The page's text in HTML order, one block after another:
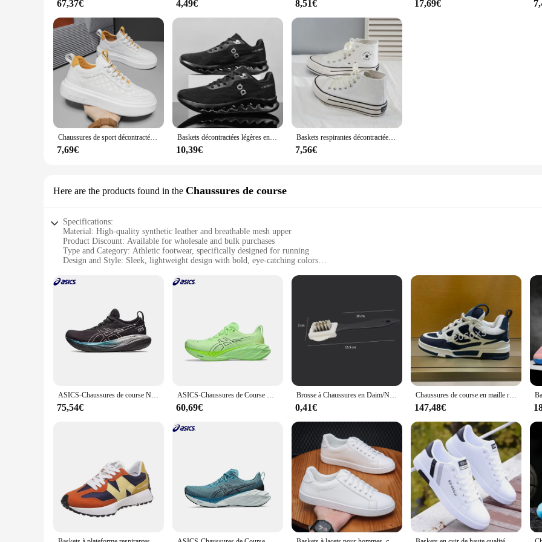
67,37€ 4,49€ 8,51€ 17,69€
Chaussures de sport décontractées pour hommes, baskets de course respirantes, chaussures à plateforme blanches, extérieur, non ald, mode
7,69€
Baskets décontractées légères en maille pour hommes, chaussures de course, chaussures de marche, chaussures de basket-ball, chaussures de tennis, nouveau
10,39€
Baskets respirantes décontractées pour hommes et femmes, chaussures de tennis pour couple, chaussures de tennis confortables, sports de plein air
7,56€
Here are the products found in the Chaussures de course
Specifications:
Material: High-quality synthetic leather and breathable mesh upper
Product Discount: Available for wholesale and bulk purchases
Type and Category: Athletic footwear, specifically designed for running
Design and Style: Sleek, lightweight design with bold, eye-catching colors
Performance and Property: Durable construction with superior traction and support
**Optimal Performance for the Active Lifestyle**
The baskets de sport are a testament to the fusion of style and performance, crafted with the modern athlete in mind. The high-quality
conforms to your foot's natural shape, ensuring comfort during the most intense workouts. The lightweight design of these running shoes
stands out on the track or in the gym. The design is not just about aesthetics; it's about functionality. The shoes' superior traction and
whether you're sprinting, lifting, or engaging in any other athletic activity.
The baskets de sport are not just for the elite athlete; they're designed for anyone who values quality and style in their athletic footwear.
gym to the streets, making them a practical choice for anyone looking to elevate their running experience. The wholesale and bulk
suppliers, and sets looking to stock up on quality athletic footwear for sale. With their durable construction and ease of maintenance, these
for all your fitness endeavors.
**Designed for the Active You**
The baskets de sport are not just a pair of shoes; they're a statement of your active lifestyle. They're designed to keep up with the demands
comfort for all your athletic pursuits. Whether you're a seasoned runner or just starting out, these shoes are a great addition to your sports
swiftly and comfortably, while the superior traction and support systems keep you grounded and focused on your performance. Embrace
in every step of your active journey.
ASICS-Chaussures de course Nimbus 25 pour hommes, baskets de sport unisexes à coussin, originales
75,54€
ASICS-Chaussures de Course Novablast 4 pour Homme et Femme, Baskets Confortables, Respirantes, Coupe Basse
60,69€
Brosse à Chaussures en Daim/Nuk, pour Baskets, Bottes de Neige, Accessoires d'Outils
0,41€
Chaussures de course en maille respirante pour hommes, baskets de sport en plein air, coordonnantes, marque de mode, haute qualité, 2024
147,48€